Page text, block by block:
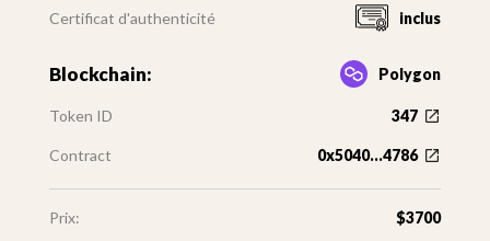
Certificat d'authenticité inclus
Blockchain: Polygon
Token ID 347
Contract 0x5040...4786
Prix: $3700